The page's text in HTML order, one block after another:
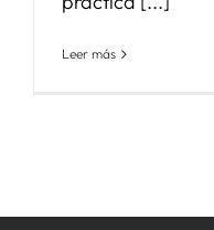
Leer más